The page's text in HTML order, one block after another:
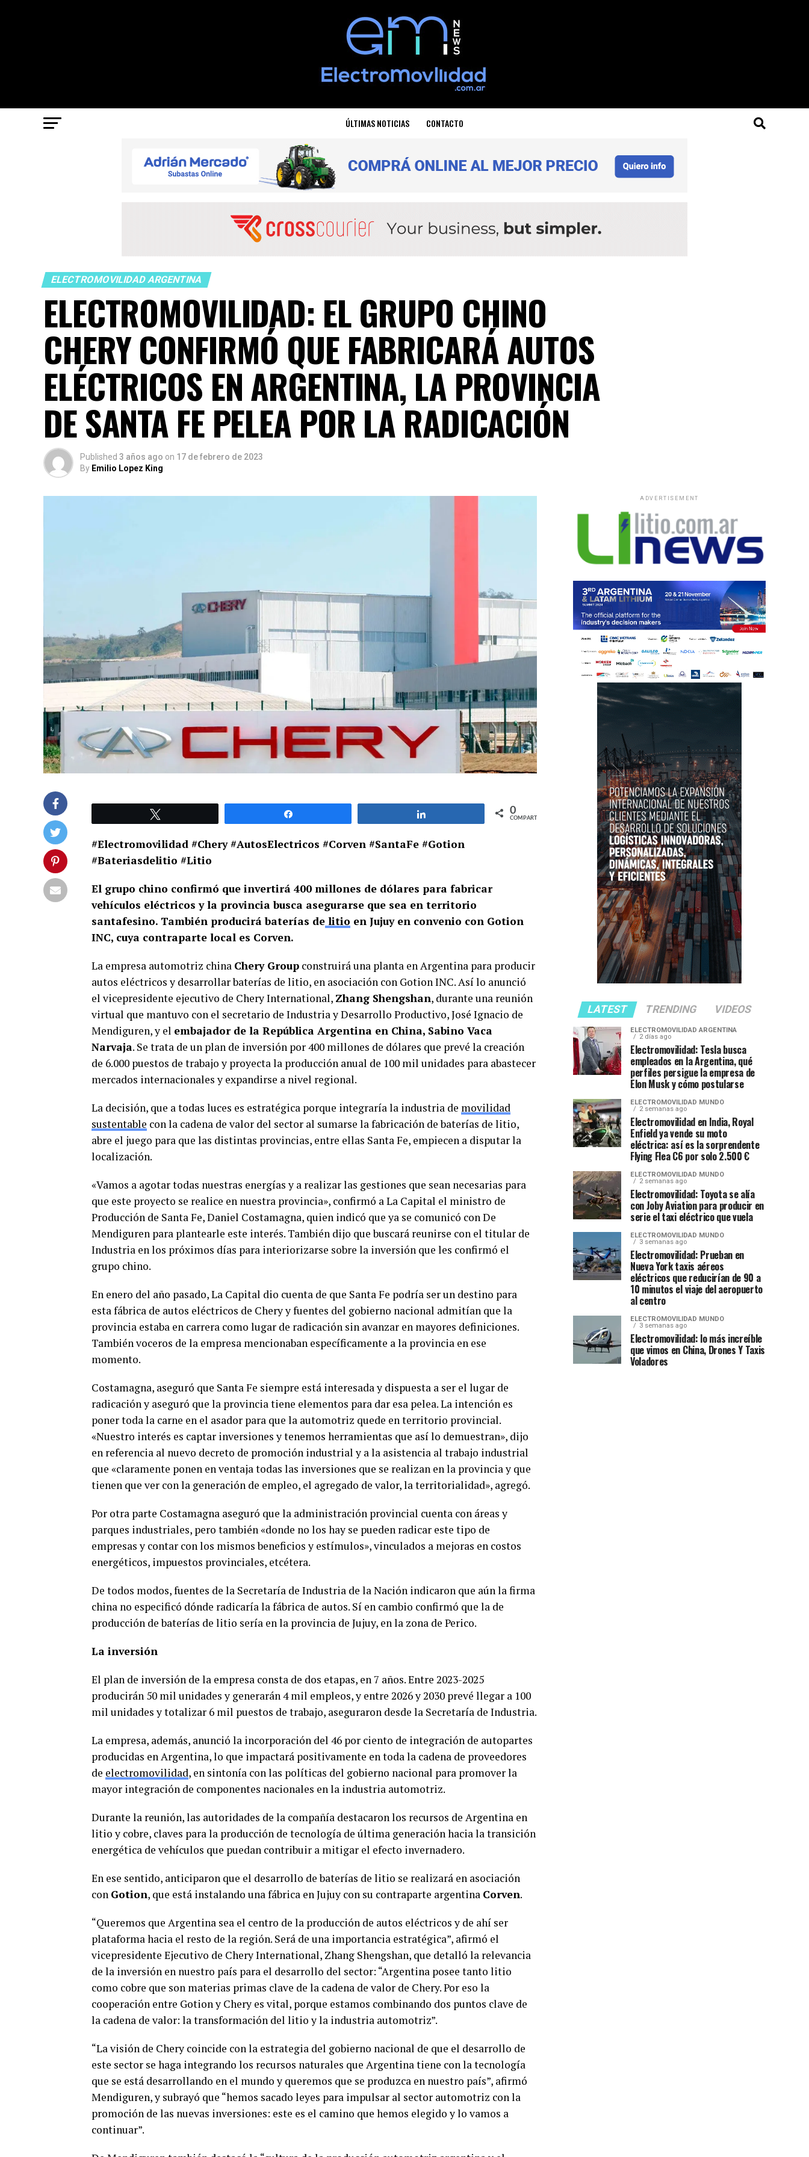
ÚLTIMAS NOTICIAS CONTACTO
ELECTROMOVILIDAD ARGENTINA
ELECTROMOVILIDAD: EL GRUPO CHINO
CHERY CONFIRMÓ QUE FABRICARÁ AUTOS
ELÉCTRICOS EN ARGENTINA, LA PROVINCIA
DE SANTA FE PELEA POR LA RADICACIÓN
Published 3 años ago on 17 de febrero de 2023
By Emilio Lopez King
0
COMPARTIR
#Electromovilidad #Chery #AutosElectricos #Corven #SantaFe #Gotion
#Bateriasdelitio #Litio
El grupo chino confirmó que invertirá 400 millones de dólares para fabricar
vehículos eléctricos y la provincia busca asegurarse que sea en territorio
santafesino. También producirá baterías de litio en Jujuy en convenio con Gotion
INC, cuya contraparte local es Corven.
La empresa automotriz china Chery Group construirá una planta en Argentina para producir
autos eléctricos y desarrollar baterías de litio, en asociación con Gotion INC. Así lo anunció
el vicepresidente ejecutivo de Chery International, Zhang Shengshan, durante una reunión
virtual que mantuvo con el secretario de Industria y Desarrollo Productivo, José Ignacio de
Mendiguren, y el embajador de la República Argentina en China, Sabino Vaca
Narvaja. Se trata de un plan de inversión por 400 millones de dólares que prevé la creación
de 6.000 puestos de trabajo y proyecta la producción anual de 100 mil unidades para abastecer
mercados internacionales y expandirse a nivel regional.
La decisión, que a todas luces es estratégica porque integraría la industria de movilidad
sustentable con la cadena de valor del sector al sumarse la fabricación de baterías de litio,
abre el juego para que las distintas provincias, entre ellas Santa Fe, empiecen a disputar la
localización.
«Vamos a agotar todas nuestras energías y a realizar las gestiones que sean necesarias para
que este proyecto se realice en nuestra provincia», confirmó a La Capital el ministro de
Producción de Santa Fe, Daniel Costamagna, quien indicó que ya se comunicó con De
Mendiguren para plantearle este interés. También dijo que buscará reunirse con el titular de
Industria en los próximos días para interiorizarse sobre la inversión que les confirmó el
grupo chino.
En enero del año pasado, La Capital dio cuenta de que Santa Fe podría ser un destino para
esta fábrica de autos eléctricos de Chery y fuentes del gobierno nacional admitían que la
provincia estaba en carrera como lugar de radicación sin avanzar en mayores definiciones.
También voceros de la empresa mencionaban específicamente a la provincia en ese
momento.
Costamagna, aseguró que Santa Fe siempre está interesada y dispuesta a ser el lugar de
radicación y aseguró que la provincia tiene elementos para dar esa pelea. La intención es
poner toda la carne en el asador para que la automotriz quede en territorio provincial.
«Nuestro interés es captar inversiones y tenemos herramientas que así lo demuestran», dijo
en referencia al nuevo decreto de promoción industrial y a la asistencia al trabajo industrial
que «claramente ponen en ventaja todas las inversiones que se realizan en la provincia y que
tienen que ver con la generación de empleo, el agregado de valor, la territorialidad», agregó.
Por otra parte Costamagna aseguró que la administración provincial cuenta con áreas y
parques industriales, pero también «donde no los hay se pueden radicar este tipo de
empresas y contar con los mismos beneficios y estímulos», vinculados a mejoras en costos
energéticos, impuestos provinciales, etcétera.
De todos modos, fuentes de la Secretaría de Industria de la Nación indicaron que aún la firma
china no especificó dónde radicaría la fábrica de autos. Sí en cambio confirmó que la de
producción de baterías de litio sería en la provincia de Jujuy, en la zona de Perico.
La inversión
El plan de inversión de la empresa consta de dos etapas, en 7 años. Entre 2023-2025
producirán 50 mil unidades y generarán 4 mil empleos, y entre 2026 y 2030 prevé llegar a 100
mil unidades y totalizar 6 mil puestos de trabajo, aseguraron desde la Secretaría de Industria.
La empresa, además, anunció la incorporación del 46 por ciento de integración de autopartes
producidas en Argentina, lo que impactará positivamente en toda la cadena de proveedores
de electromovilidad, en sintonía con las políticas del gobierno nacional para promover la
mayor integración de componentes nacionales en la industria automotriz.
Durante la reunión, las autoridades de la compañía destacaron los recursos de Argentina en
litio y cobre, claves para la producción de tecnología de última generación hacia la transición
energética de vehículos que puedan contribuir a mitigar el efecto invernadero.
En ese sentido, anticiparon que el desarrollo de baterías de litio se realizará en asociación
con Gotion, que está instalando una fábrica en Jujuy con su contraparte argentina Corven.
“Queremos que Argentina sea el centro de la producción de autos eléctricos y de ahí ser
plataforma hacia el resto de la región. Será de una importancia estratégica”, afirmó el
vicepresidente Ejecutivo de Chery International, Zhang Shengshan, que detalló la relevancia
de la inversión en nuestro país para el desarrollo del sector: “Argentina posee tanto litio
como cobre que son materias primas clave de la cadena de valor de Chery. Por eso la
cooperación entre Gotion y Chery es vital, porque estamos combinando dos puntos clave de
la cadena de valor: la transformación del litio y la industria automotriz”.
“La visión de Chery coincide con la estrategia del gobierno nacional de que el desarrollo de
este sector se haga integrando los recursos naturales que Argentina tiene con la tecnología
que se está desarrollando en el mundo y queremos que se produzca en nuestro país”, afirmó
Mendiguren, y subrayó que “hemos sacado leyes para impulsar al sector automotriz con la
promoción de las nuevas inversiones: este es el camino que hemos elegido y lo vamos a
continuar”.
ADVERTISEMENT
LATEST TRENDING VIDEOS
ELECTROMOVILIDAD ARGENTINA
2 días ago
Electromovilidad: Tesla busca
empleados en la Argentina, qué
perfiles persigue la empresa de
Elon Musk y cómo postularse
ELECTROMOVILIDAD MUNDO
2 semanas ago
Electromovilidad en India, Royal
Enfield ya vende su moto
eléctrica: así es la sorprendente
Flying Flea C6 por solo 2.500 €
ELECTROMOVILIDAD MUNDO
2 semanas ago
Electromovilidad: Toyota se alía
con Joby Aviation para producir en
serie el taxi eléctrico que vuela
ELECTROMOVILIDAD MUNDO
3 semanas ago
Electromovilidad: Prueban en
Nueva York taxis aéreos
eléctricos que reducirían de 90 a
10 minutos el viaje del aeropuerto
al centro
ELECTROMOVILIDAD MUNDO
3 semanas ago
Electromovilidad: lo más increíble
que vimos en China, Drones Y Taxis
Voladores